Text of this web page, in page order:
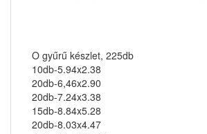
O gyűrű készlet, 225db
10db-5.94x2.38
20db-6,46x2.90
20db-7.24x3.38
15db-8.84x5.28
20db-8.03x4.47